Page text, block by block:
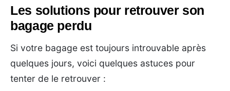
Les solutions pour retrouver son
bagage perdu
Si votre bagage est toujours introuvable après
quelques jours, voici quelques astuces pour
tenter de le retrouver :